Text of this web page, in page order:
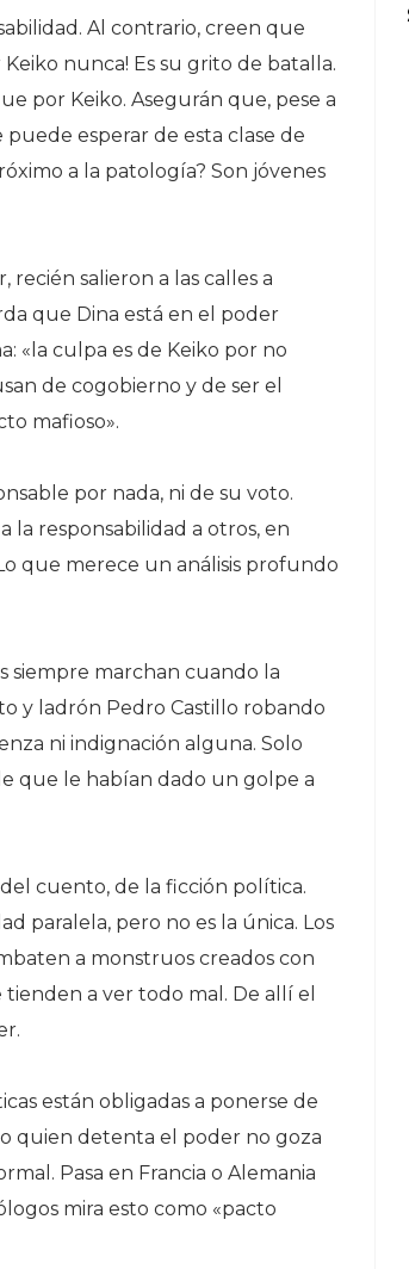
Al contrario, creen que
nunca! Es su grito de batalla.
por Keiko. Asegurán que, pese a
esperar de esta clase de
a la patología? Son jóvenes
recién salieron a las calles a
que Dina está en el poder
«la culpa es de Keiko por no
de cogobierno y de ser el
mafioso».
por nada, ni de su voto.
la responsabilidad a otros, en
que merece un análisis profundo
siempre marchan cuando la
y ladrón Pedro Castillo robando
ni indignación alguna. Solo
que le habían dado un golpe a
cuento, de la ficción política.
paralela, pero no es la única. Los
a monstruos creados con
a ver todo mal. De allí el
están obligadas a ponerse de
quien detenta el poder no goza
Pasa en Francia o Alemania
mira esto como «pacto